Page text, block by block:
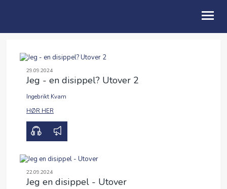
OM OSS
BLI MED
GI
LIVET I KIRKEN
TALER
29.09.2024
Jeg - en disippel? Utover 2
Ingebrikt Kvam
HØR HER
22.09.2024
Jeg en disippel - Utover